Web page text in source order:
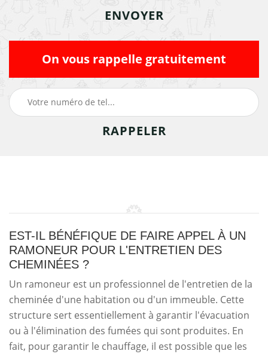
On vous rappelle gratuitement
EST-IL BÉNÉFIQUE DE FAIRE APPEL À UN
RAMONEUR POUR L'ENTRETIEN DES
CHEMINÉES ?
Un ramoneur est un professionnel de l'entretien de la
cheminée d'une habitation ou d'un immeuble. Cette
structure sert essentiellement à garantir l'évacuation
ou à l'élimination des fumées qui sont produites. En
fait, pour garantir le chauffage, il est possible que les